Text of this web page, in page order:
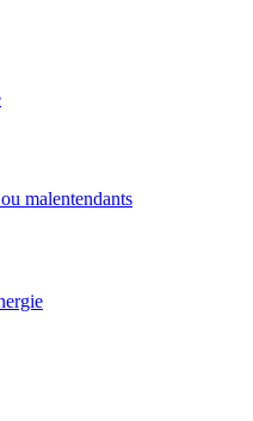
malentendants